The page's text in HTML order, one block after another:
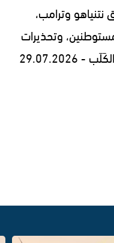
وترامب،
وتحذيرات